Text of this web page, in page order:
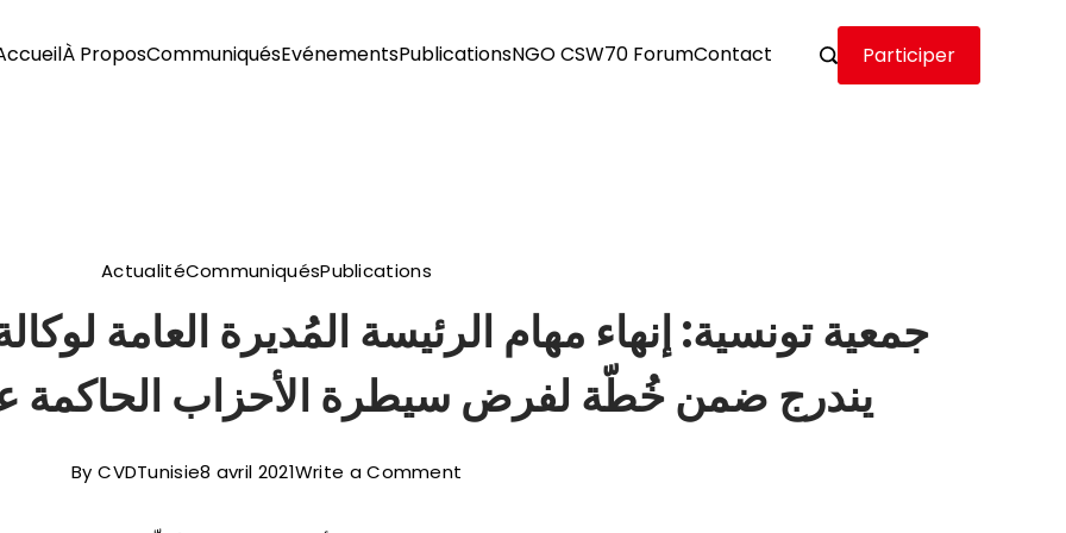
À ProposCommuniquésEvénementsPublicationsNGO CSW70 ForumContact Participer
ActualitéCommuniquésPublications
يندرج ضمن خُطّة لفرض سيطرة الأحزاب الحاكمة
By CVDTunisie8 avril 2021Write a Comment